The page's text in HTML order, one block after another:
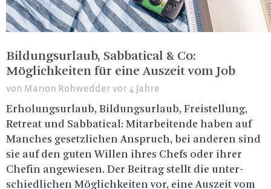
Bildungsurlaub, Sabbatical & Co:
Möglichkeiten für eine Auszeit vom Job
von Marion Rohwedder vor 4 Jahre
Er­ho­lungs­ur­laub, Bil­dungs­ur­laub, Frei­stel­lung,
Re­tre­at und Sab­ba­ti­cal: Mit­ar­bei­ten­de haben auf
Man­ches ge­setz­li­chen An­spruch, bei an­de­ren sind
sie auf den guten Wil­len ihres Chefs oder ihrer
Che­fin an­ge­wie­sen. Der Bei­trag stellt die un­ter­
schied­li­chen Mög­lich­kei­ten vor, eine Aus­zeit vom